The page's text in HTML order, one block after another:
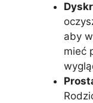
aby
mieć